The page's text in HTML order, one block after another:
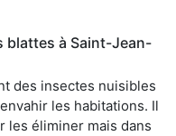
blattes à Saint-Jean-
des insectes nuisibles
les habitations. Il
les éliminer mais dans